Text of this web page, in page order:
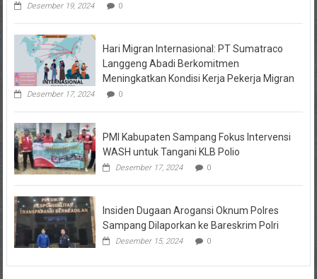
Desember 19, 2024 0
Hari Migran Internasional: PT Sumatraco
Langgeng Abadi Berkomitmen
Meningkatkan Kondisi Kerja Pekerja Migran
Desember 17, 2024 0
PMI Kabupaten Sampang Fokus Intervensi
WASH untuk Tangani KLB Polio
Desember 17, 2024 0
Insiden Dugaan Arogansi Oknum Polres
Sampang Dilaporkan ke Bareskrim Polri
Desember 15, 2024 0